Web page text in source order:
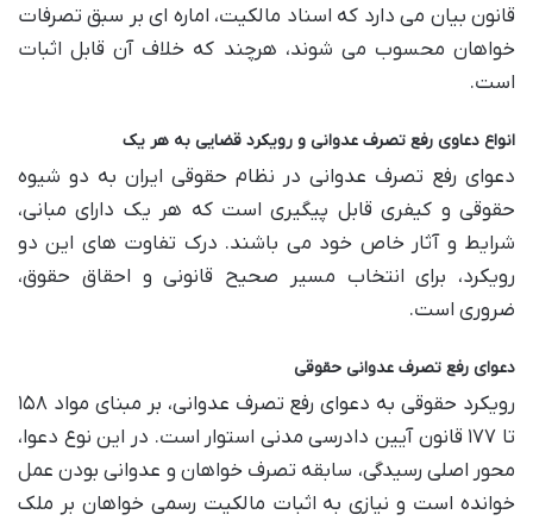
قانون بیان می دارد که اسناد مالکیت، اماره ای بر سبق تصرفات
خواهان محسوب می شوند، هرچند که خلاف آن قابل اثبات
است.
انواع دعاوی رفع تصرف عدوانی و رویکرد قضایی به هر یک
دعوای رفع تصرف عدوانی در نظام حقوقی ایران به دو شیوه
حقوقی و کیفری قابل پیگیری است که هر یک دارای مبانی،
شرایط و آثار خاص خود می باشند. درک تفاوت های این دو
رویکرد، برای انتخاب مسیر صحیح قانونی و احقاق حقوق،
ضروری است.
دعوای رفع تصرف عدوانی حقوقی
رویکرد حقوقی به دعوای رفع تصرف عدوانی، بر مبنای مواد ۱۵۸
تا ۱۷۷ قانون آیین دادرسی مدنی استوار است. در این نوع دعوا،
محور اصلی رسیدگی، سابقه تصرف خواهان و عدوانی بودن عمل
خوانده است و نیازی به اثبات مالکیت رسمی خواهان بر ملک